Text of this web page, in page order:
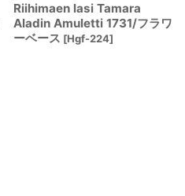
Riihimaen lasi Tamara
Aladin Amuletti 1731/フラワ
ーベース [Hgf-224]